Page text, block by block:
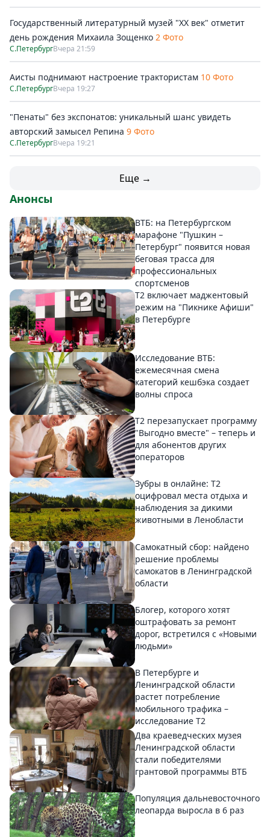
Государственный литературный музей "ХХ век" отметит
день рождения Михаила Зощенко 2 Фото
С.ПетербургВчера 21:59
Аисты поднимают настроение трактористам 10 Фото
С.ПетербургВчера 19:27
"Пенаты" без экспонатов: уникальный шанс увидеть
авторский замысел Репина 9 Фото
С.ПетербургВчера 19:21
Еще →
Анонсы
ВТБ: на Петербургском
марафоне "Пушкин –
Петербург" появится новая
беговая трасса для
профессиональных
спортсменов
Т2 включает маджентовый
режим на "Пикнике Афиши"
в Петербурге
Исследование ВТБ:
ежемесячная смена
категорий кешбэка создает
волны спроса
Т2 перезапускает программу
"Выгодно вместе" – теперь и
для абонентов других
операторов
Зубры в онлайне: Т2
оцифровал места отдыха и
наблюдения за дикими
животными в Ленобласти
Самокатный сбор: найдено
решение проблемы
самокатов в Ленинградской
области
Блогер, которого хотят
оштрафовать за ремонт
дорог, встретился с «Новыми
людьми»
В Петербурге и
Ленинградской области
растет потребление
мобильного трафика –
исследование T2
Два краеведческих музея
Ленинградской области
стали победителями
грантовой программы ВТБ
Популяция дальневосточного
леопарда выросла в 6 раз